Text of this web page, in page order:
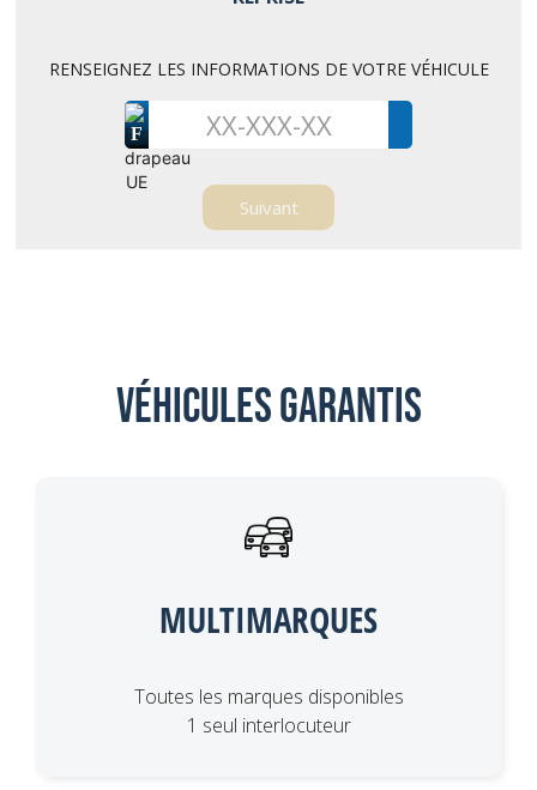
RENSEIGNEZ LES INFORMATIONS DE VOTRE VÉHICULE
F
Véhicules garantis
MULTIMARQUES
Toutes les marques disponibles
1 seul interlocuteur